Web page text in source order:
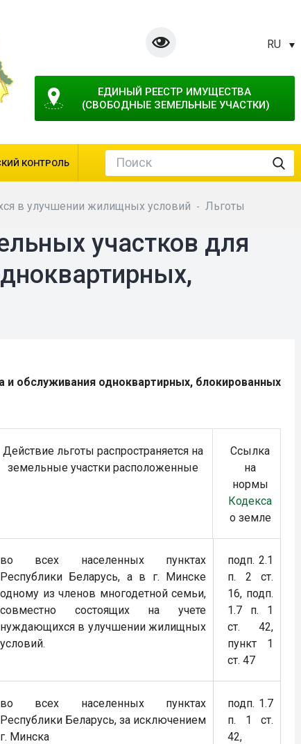
RU
ЕДИНЫЙ РЕЕСТР ИМУЩЕСТВА
(СВОБОДНЫЕ ЗЕМЕЛЬНЫЕ УЧАСТКИ)
КОНТРОЛЬ
в улучшении жилищных условий - Льготы
участков для
обслуживания одноквартирных, блокированных
Действие льготы распространяется на
земельные участки расположенные
Ссылка
на
нормы
Кодекса
о земле
во всех населенных пунктах
Республики Беларусь, а в г. Минске
одному из членов многодетной семьи,
совместно состоящих на учете
нуждающихся в улучшении жилищных
условий.
подп. 2.1
п. 2 ст.
16, подп.
1.7 п. 1
ст. 42,
пункт 1
ст. 47
во всех населенных пунктах
Республики Беларусь, за исключением
г. Минска
подп. 1.7
п. 1 ст.
42,